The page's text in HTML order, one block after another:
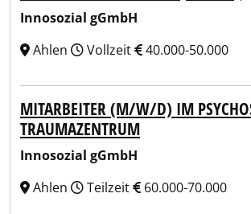
Innosozial gGmbH
Ahlen
Vollzeit 40.000-50.000
MITARBEITER (M/W/D) IM
TRAUMAZENTRUM
Innosozial gGmbH
Ahlen
Teilzeit 60.000-70.000